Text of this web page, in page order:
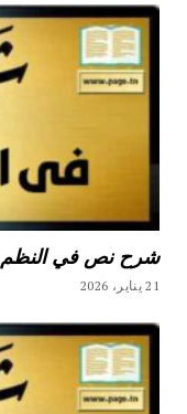
شرح نص في النظم
21 يناير، 2026